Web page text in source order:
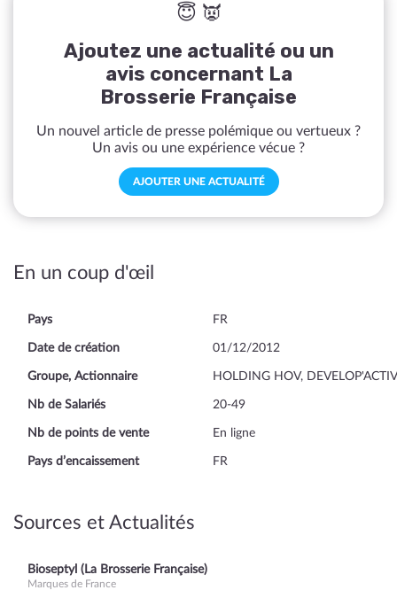
😇 👿
Ajoutez une actualité ou un
avis concernant La
Brosserie Française
Un nouvel article de presse polémique ou vertueux ?
Un avis ou une expérience vécue ?
AJOUTER UNE ACTUALITÉ
En un coup d'œil
Pays FR
Date de création 01/12/2012
Groupe, Actionnaire HOLDING HOV, DEVELOP'ACTIV
Nb de Salariés 20-49
Nb de points de vente En ligne
Pays d’encaissement FR
Sources et Actualités
Bioseptyl (La Brosserie Française)
Marques de France